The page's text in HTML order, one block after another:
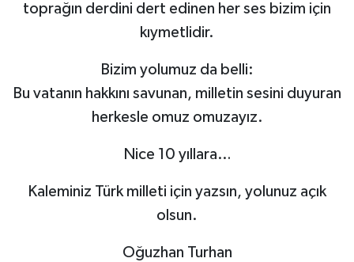
toprağın derdini dert edinen her ses bizim için
kıymetlidir.
Bizim yolumuz da belli:
Bu vatanın hakkını savunan, milletin sesini duyuran
herkesle omuz omuzayız.
Nice 10 yıllara…
Kaleminiz Türk milleti için yazsın, yolunuz açık
olsun.
Oğuzhan Turhan